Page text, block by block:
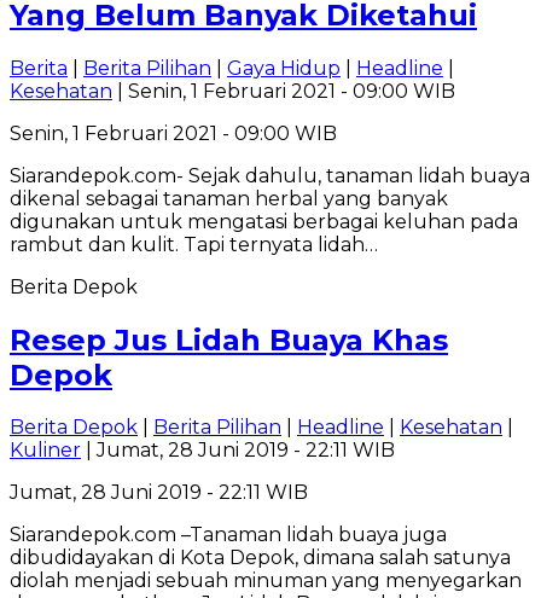
Yang Belum Banyak Diketahui
Berita Berita Pilihan Gaya Hidup Headline
Kesehatan | Senin, 1 Februari 2021 - 09:00 WIB
Senin, 1 Februari 2021 - 09:00 WIB
Siarandepok.com- Sejak dahulu, tanaman lidah buaya
dikenal sebagai tanaman herbal yang banyak
digunakan untuk mengatasi berbagai keluhan pada
rambut dan kulit. Tapi ternyata lidah…
Berita Depok
Resep Jus Lidah Buaya Khas
Depok
Berita Depok Berita Pilihan Headline Kesehatan
Kuliner | Jumat, 28 Juni 2019 - 22:11 WIB
Jumat, 28 Juni 2019 - 22:11 WIB
Siarandepok.com –Tanaman lidah buaya juga
dibudidayakan di Kota Depok, dimana salah satunya
diolah menjadi sebuah minuman yang menyegarkan